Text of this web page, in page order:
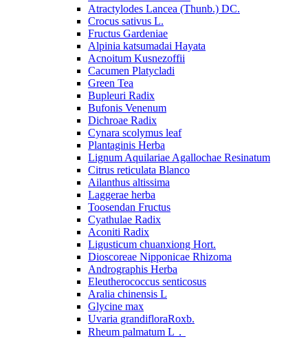
Atractylodes Lancea (Thunb.) DC.
Crocus sativus L.
Fructus Gardeniae
Alpinia katsumadai Hayata
Acnoitum Kusnezoffii
Cacumen Platycladi
Green Tea
Bupleuri Radix
Bufonis Venenum
Dichroae Radix
Cynara scolymus leaf
Plantaginis Herba
Lignum Aquilariae Agallochae Resinatum
Citrus reticulata Blanco
Ailanthus altissima
Laggerae herba
Toosendan Fructus
Cyathulae Radix
Aconiti Radix
Ligusticum chuanxiong Hort.
Dioscoreae Nipponicae Rhizoma
Andrographis Herba
Eleutherococcus senticosus
Aralia chinensis L
Glycine max
Uvaria grandifloraRoxb.
Rheum palmatum L．